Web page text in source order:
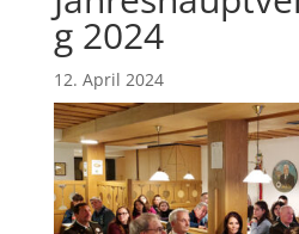
g 2024
12. April 2024